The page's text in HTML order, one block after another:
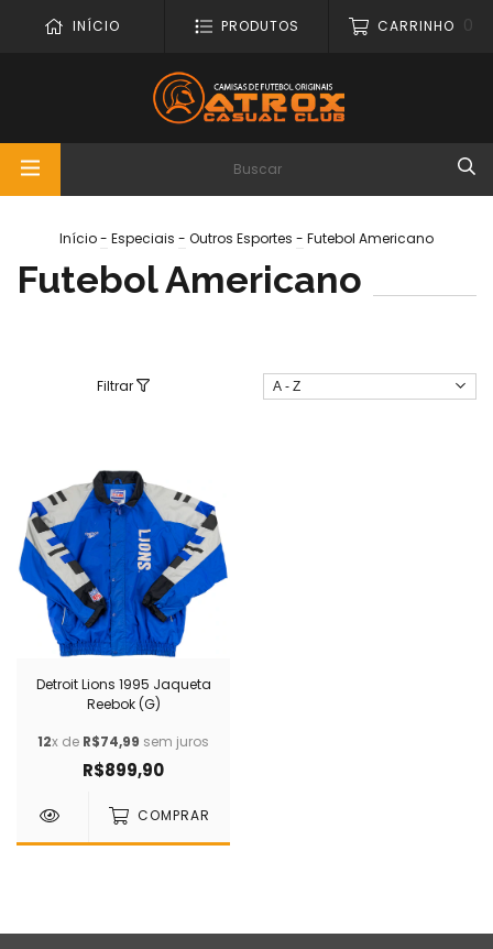
INÍCIO PRODUTOS CARRINHO 0
Início- Especiais - Outros Esportes - Futebol Americano
Futebol Americano
Filtrar
Detroit Lions 1995 Jaqueta
Reebok (G)
12x de R$74,99 sem juros
R$899,90
COMPRAR